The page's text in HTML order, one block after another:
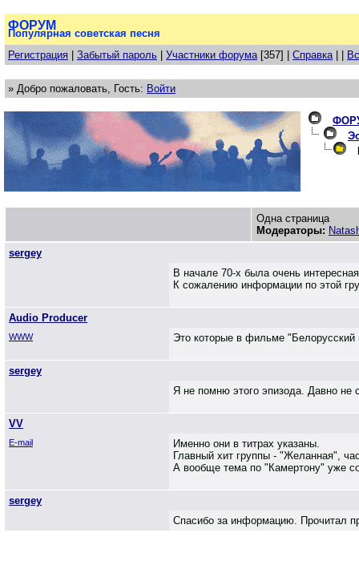
ФОРУМ
Популярная советская песня
Регистрация
Забытый пароль Участники форума[357] | Справка| |
» Добро пожаловать, Гость: Войти
Одна страница
Модераторы:
sergey
В начале 70-х была очень
К сожалению информации по этой
Audio Producer
WWW Это которые в фильме
sergey
Я не помню этого эпизода. Давно не
VV
E-mail
Именно они в титрах указаны.
Главный хит группы - "Желанная",
А вообще тема по "Камертону" уже
sergey
Спасибо за информацию. Прочитал